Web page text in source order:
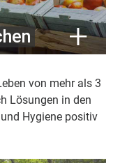
von mehr als 3
Lösungen in den
Hygiene positiv